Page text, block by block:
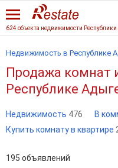
Недвижимость в Республике
Продажа комнат
Республике
Недвижимость 476 В
Купить комнату в квартире
195 объявлений